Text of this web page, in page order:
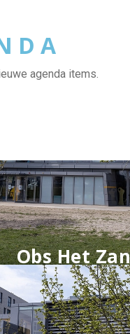
D A
agenda items.
Obs Het